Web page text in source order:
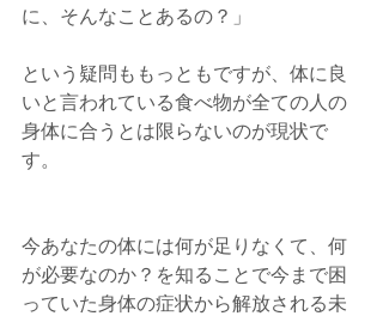
に、そんなことあるの？」
という疑問ももっともですが、体に良
いと言われている食べ物が全ての人の
身体に合うとは限らないのが現状で
す。
今あなたの体には何が足りなくて、何
が必要なのか？を知ることで今まで困
っていた身体の症状から解放される未